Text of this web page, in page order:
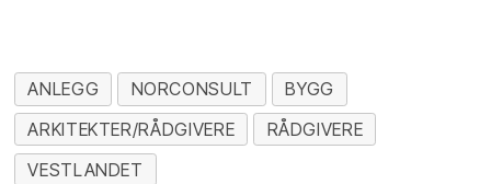
ANLEGG NORCONSULT
BYGG
ARKITEKTER/RÅDGIVERE
RÅDGIVERE
VESTLANDET